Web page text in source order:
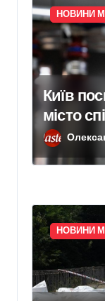
НОВИНИ
Київ
місто
НОВИНИ